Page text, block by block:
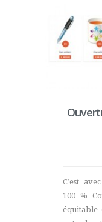
C’est
100 %
équitable